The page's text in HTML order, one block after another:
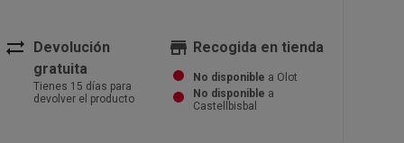
sync_alt
Devolución
gratuita
Tienes 15 días para
devolver el producto
store Recogida en tienda
No disponible a Olot
No disponible a
Castellbisbal